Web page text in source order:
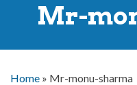
Mr-
Home » Mr-monu-sharma